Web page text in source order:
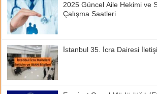
2025 Güncel Aile Hekimi ve
Çalışma Saatleri
İstanbul 35. İcra Dairesi